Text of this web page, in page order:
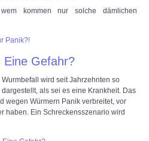
kommen nur solche dämlichen
Panik?!
Eine Gefahr?
Wurmbefall wird seit Jahrzehnten so
dargestellt, als sei es eine Krankheit. Das
wegen Würmern Panik verbreitet, vor
haben. Ein Schreckensszenario wird